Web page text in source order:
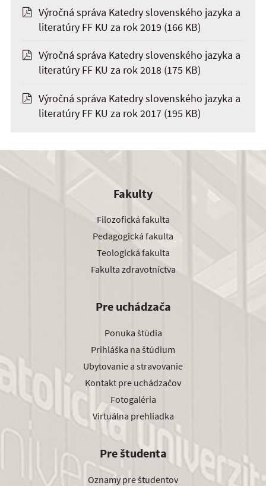
Výročná správa Katedry slovenského jazyka a
literatúry FF KU za rok 2019 (166 KB)
Výročná správa Katedry slovenského jazyka a
literatúry FF KU za rok 2018 (175 KB)
Výročná správa Katedry slovenského jazyka a
literatúry FF KU za rok 2017 (195 KB)
Fakulty
Filozofická fakulta
Pedagogická fakulta
Teologická fakulta
Fakulta zdravotníctva
Pre uchádzača
Ponuka štúdia
Prihláška na štúdium
Ubytovanie a stravovanie
Kontakt pre uchádzačov
Fotogaléria
Virtuálna prehliadka
Pre študenta
Oznamy pre študentov